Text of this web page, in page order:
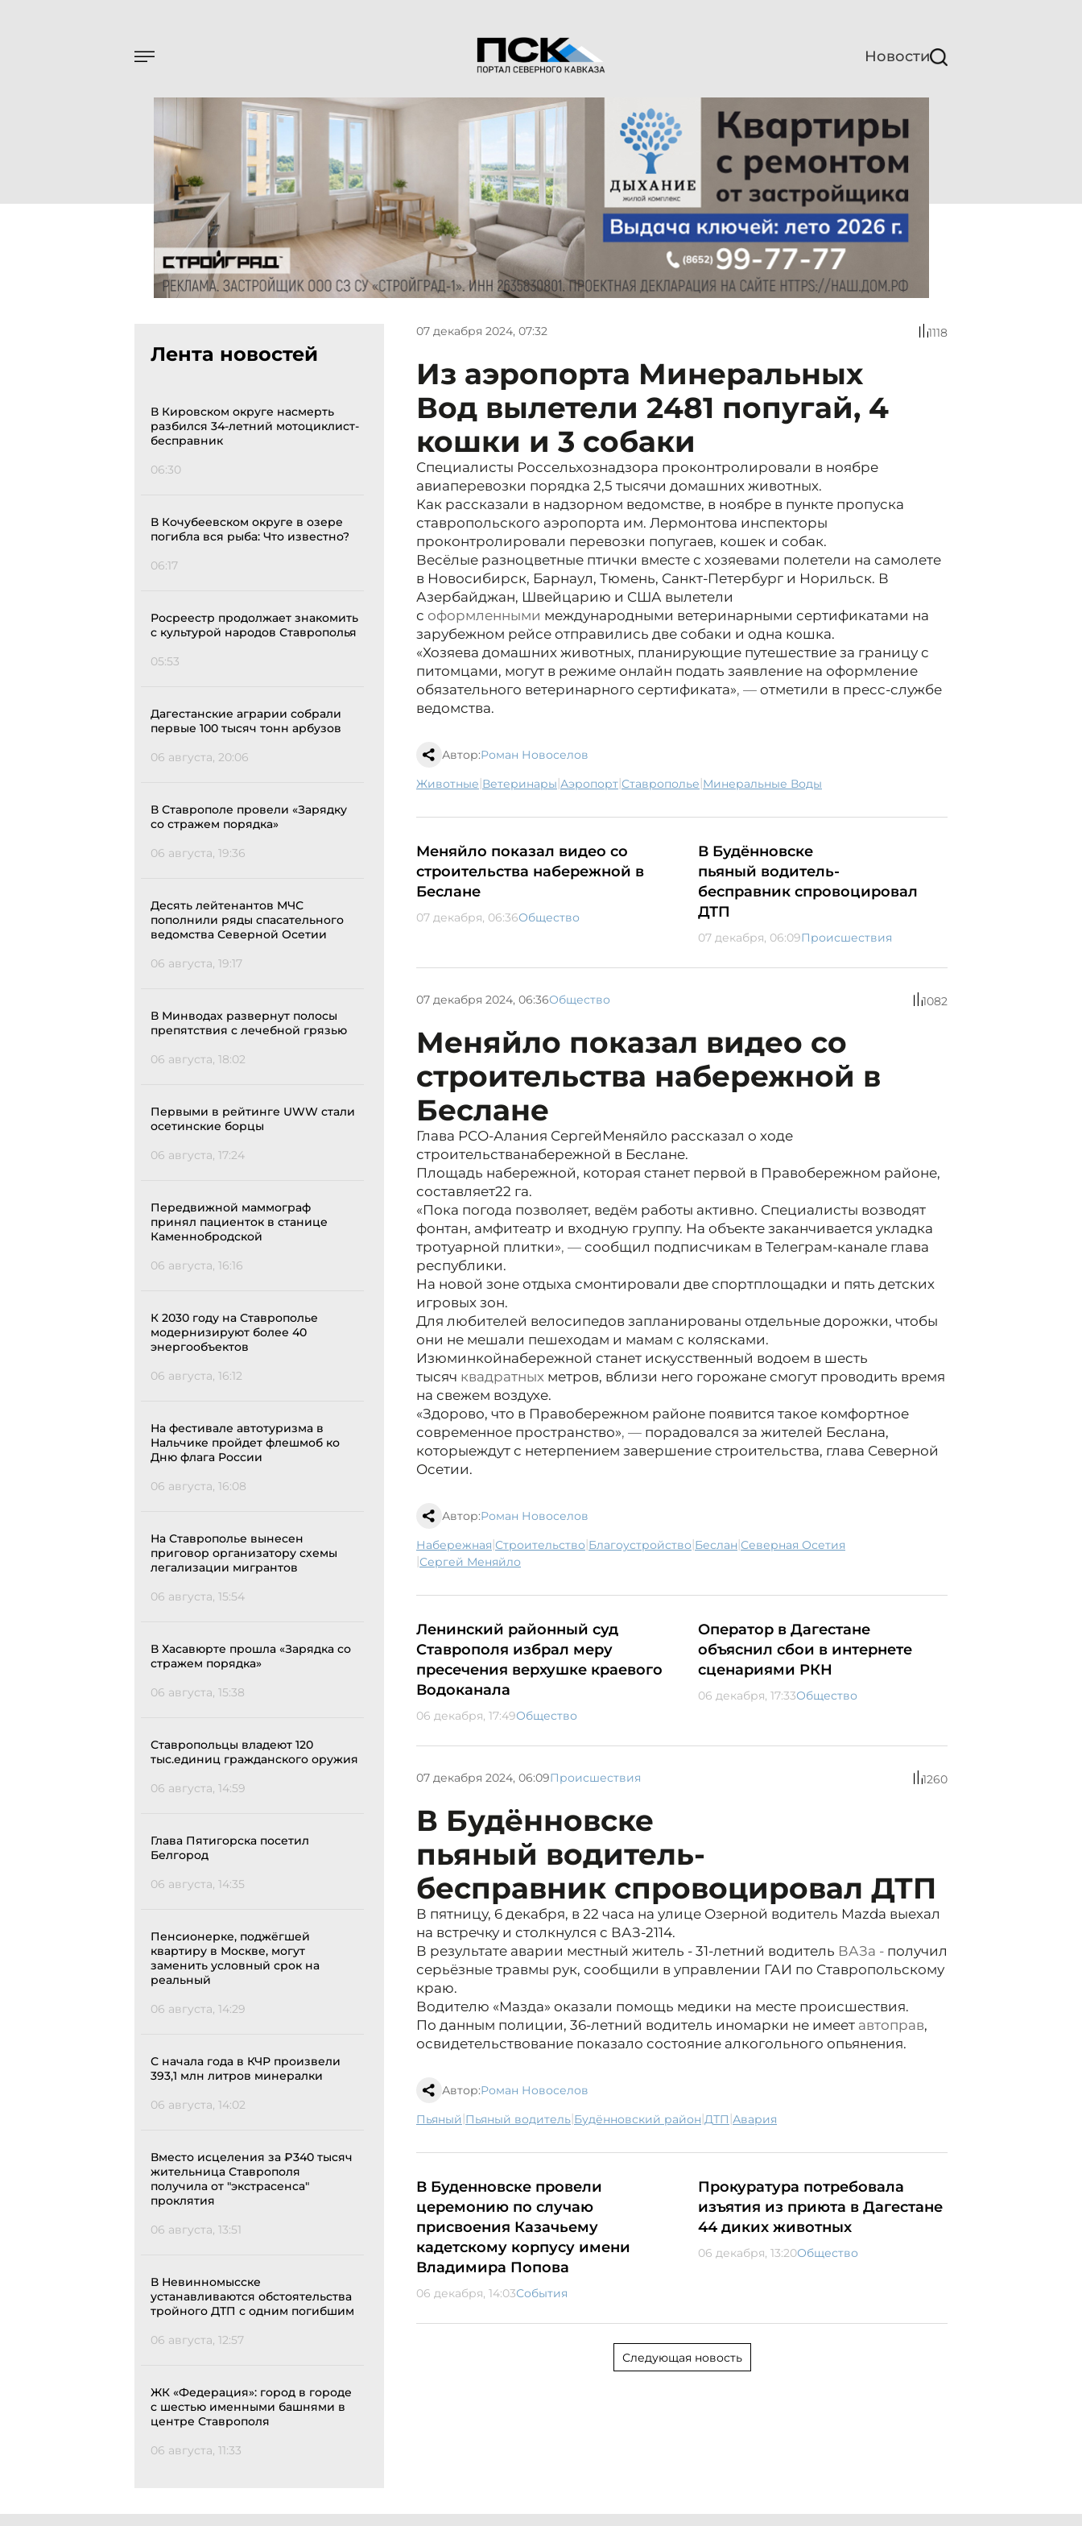
Новости
Лента новостей
В Кировском округе насмерть
разбился 34-летний мотоциклист-
бесправник
06:30
В Кочубеевском округе в озере
погибла вся рыба: Что известно?
06:17
Росреестр продолжает знакомить
с культурой народов Ставрополья
05:53
Дагестанские аграрии собрали
первые 100 тысяч тонн арбузов
06 августа, 20:06
В Ставрополе провели «Зарядку
со стражем порядка»
06 августа, 19:36
Десять лейтенантов МЧС
пополнили ряды спасательного
ведомства Северной Осетии
06 августа, 19:17
В Минводах развернут полосы
препятствия с лечебной грязью
06 августа, 18:02
Первыми в рейтинге UWW стали
осетинские борцы
06 августа, 17:24
Передвижной маммограф
принял пациенток в станице
Каменнобродской
06 августа, 16:16
К 2030 году на Ставрополье
модернизируют более 40
энергообъектов
06 августа, 16:12
На фестивале автотуризма в
Нальчике пройдет флешмоб ко
Дню флага России
06 августа, 16:08
На Ставрополье вынесен
приговор организатору схемы
легализации мигрантов
06 августа, 15:54
В Хасавюрте прошла «Зарядка со
стражем порядка»
06 августа, 15:38
Ставропольцы владеют 120
тыс.единиц гражданского оружия
06 августа, 14:59
Глава Пятигорска посетил
Белгород
06 августа, 14:35
Пенсионерке, поджёгшей
квартиру в Москве, могут
заменить условный срок на
реальный
06 августа, 14:29
С начала года в КЧР произвели
393,1 млн литров минералки
06 августа, 14:02
Вместо исцеления за ₽340 тысяч
жительница Ставрополя
получила от "экстрасенса"
проклятия
06 августа, 13:51
В Невинномысске
устанавливаются обстоятельства
тройного ДТП с одним погибшим
06 августа, 12:57
ЖК «Федерация»: город в городе
с шестью именными башнями в
центре Ставрополя
06 августа, 11:33
07 декабря 2024, 07:32 1118
Из аэропорта Минеральных
Вод вылетели 2481 попугай, 4
кошки и 3 собаки
Специалисты Россельхознадзора проконтролировали в ноябре
авиаперевозки порядка 2,5 тысячи домашних животных.
Как рассказали в надзорном ведомстве, в ноябре в пункте пропуска
ставропольского аэропорта им. Лермонтова инспекторы
проконтролировали перевозки попугаев, кошек и собак.
Весёлые разноцветные птички вместе с хозяевами полетели на самолете
в Новосибирск, Барнаул, Тюмень, Санкт-Петербург и Норильск. В
Азербайджан, Швейцарию и США вылетели
с оформленными международными ветеринарными сертификатами на
зарубежном рейсе отправились две собаки и одна кошка.
«Хозяева домашних животных, планирующие путешествие за границу с
питомцами, могут в режиме онлайн подать заявление на оформление
обязательного ветеринарного сертификата», — отметили в пресс-службе
ведомства.
Автор:Роман Новоселов
животные| ветеринары| аэропорт| Ставрополье| Минеральные Воды
Меняйло показал видео со
строительства набережной в
Беслане
07 декабря, 06:36Общество
В Будённовске
пьяный водитель-
бесправник спровоцировал
ДТП
07 декабря, 06:09Происшествия
07 декабря 2024, 06:36Общество 1082
Меняйло показал видео со
строительства набережной в
Беслане
Глава РСО-Алания СергейМеняйло рассказал о ходе
строительстванабережной в Беслане.
Площадь набережной, которая станет первой в Правобережном районе,
составляет22 га.
«Пока погода позволяет, ведём работы активно. Специалисты возводят
фонтан, амфитеатр и входную группу. На объекте заканчивается укладка
тротуарной плитки», — сообщил подписчикам в Телеграм-канале глава
республики.
На новой зоне отдыха смонтировали две спортплощадки и пять детских
игровых зон.
Для любителей велосипедов запланированы отдельные дорожки, чтобы
они не мешали пешеходам и мамам с колясками.
Изюминкойнабережной станет искусственный водоем в шесть
тысяч квадратных метров, вблизи него горожане смогут проводить время
на свежем воздухе.
«Здорово, что в Правобережном районе появится такое комфортное
современное пространство», — порадовался за жителей Беслана,
которыеждут с нетерпением завершение строительства, глава Северной
Осетии.
Автор:Роман Новоселов
набережная| строительство| благоустройство| Беслан| Северная Осетия
| Сергей Меняйло
Ленинский районный суд
Ставрополя избрал меру
пресечения верхушке краевого
Водоканала
06 декабря, 17:49Общество
Оператор в Дагестане
объяснил сбои в интернете
сценариями РКН
06 декабря, 17:33Общество
07 декабря 2024, 06:09Происшествия 1260
В Будённовске
пьяный водитель-
бесправник спровоцировал ДТП
В пятницу, 6 декабря, в 22 часа на улице Озерной водитель Mazda выехал
на встречку и столкнулся с ВАЗ-2114.
В результате аварии местный житель - 31-летний водитель ВАЗа - получил
серьёзные травмы рук, сообщили в управлении ГАИ по Ставропольскому
краю.
Водителю «Мазда» оказали помощь медики на месте происшествия.
По данным полиции, 36-летний водитель иномарки не имеет автоправ,
освидетельствование показало состояние алкогольного опьянения.
Автор:Роман Новоселов
пьяный| пьяный водитель| Будённовский район| ДТП | авария
В Буденновске провели
церемонию по случаю
присвоения Казачьему
кадетскому корпусу имени
Владимира Попова
06 декабря, 14:03События
Прокуратура потребовала
изъятия из приюта в Дагестане
44 диких животных
06 декабря, 13:20Общество
Следующая новость